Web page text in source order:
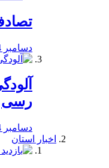
دسامبر 24, 2019
رسی
دسامبر 24, 2019
اخبار استان